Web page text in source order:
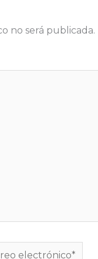
no será publicada.